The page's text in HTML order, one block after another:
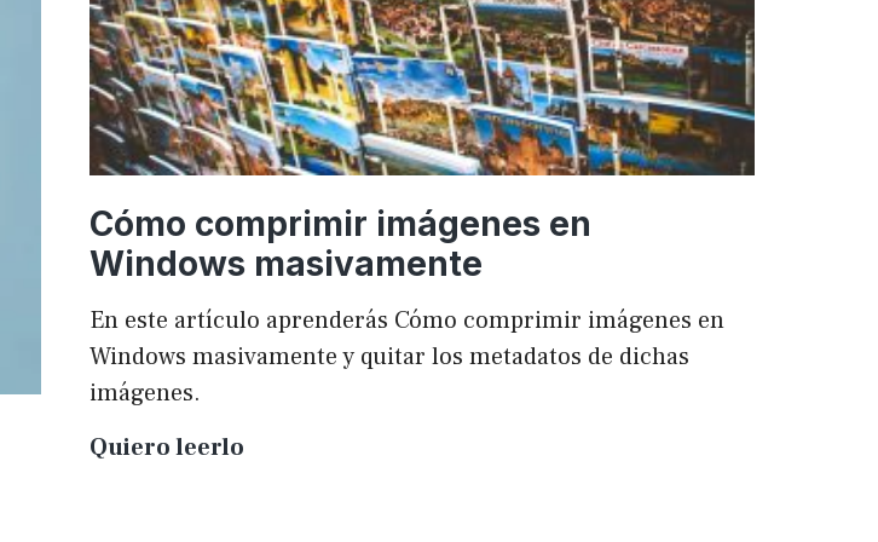
Cómo comprimir imágenes en
Windows masivamente
En este artículo aprenderás Cómo comprimir imágenes en
Windows masivamente y quitar los metadatos de dichas
imágenes.
Quiero leerlo